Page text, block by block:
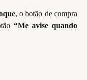
, o botão de compra
“Me avise quando